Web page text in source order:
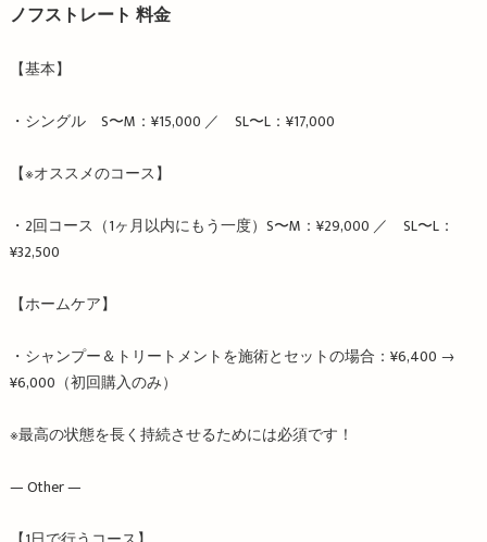
ノフストレート 料金
【基本】
・シングル S〜M：¥15,000 ／ SL〜L：¥17,000
【※オススメのコース】
・2回コース（1ヶ月以内にもう一度）S〜M：¥29,000 ／ SL〜L：
¥32,500
【ホームケア】
・シャンプー＆トリートメントを施術とセットの場合：¥6,400 →
¥6,000（初回購入のみ）
※最高の状態を長く持続させるためには必須です！
— Other —